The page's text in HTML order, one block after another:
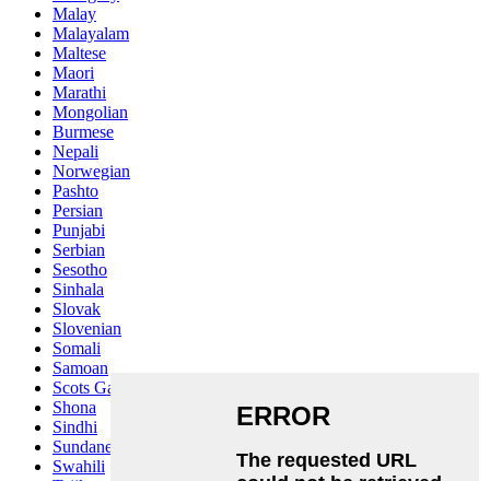
Malay
Malayalam
Maltese
Maori
Marathi
Mongolian
Burmese
Nepali
Norwegian
Pashto
Persian
Punjabi
Serbian
Sesotho
Sinhala
Slovak
Slovenian
Somali
Samoan
Scots Gaelic
Shona
Sindhi
Sundanese
Swahili